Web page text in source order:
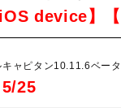
device】
ャピタン10.11.6ベー
25